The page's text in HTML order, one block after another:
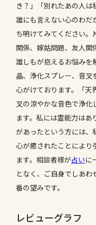
き？」「別れたあの人
誰にも言えない心のわ
ち明けてみてください。
関係、嫁姑問題、友人関
誰しもが抱えるお悩みを
晶、浄化スプレー、音叉
心がけております。「天
叉の涼やかな音色で浄化
ます。私には霊能力はあ
があったという方には、
心が癒されたことにより
ます。相談者様が占いに
となく、ご自身でしあ
番の望みです。
レビューグラフ